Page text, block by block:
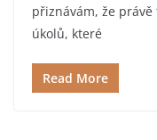
přiznávám, že
úkolů, které
Read More